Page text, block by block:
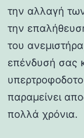
την αλλαγή
την
του
επένδυσή σας
παραμείνει
πολλά χρόνια.